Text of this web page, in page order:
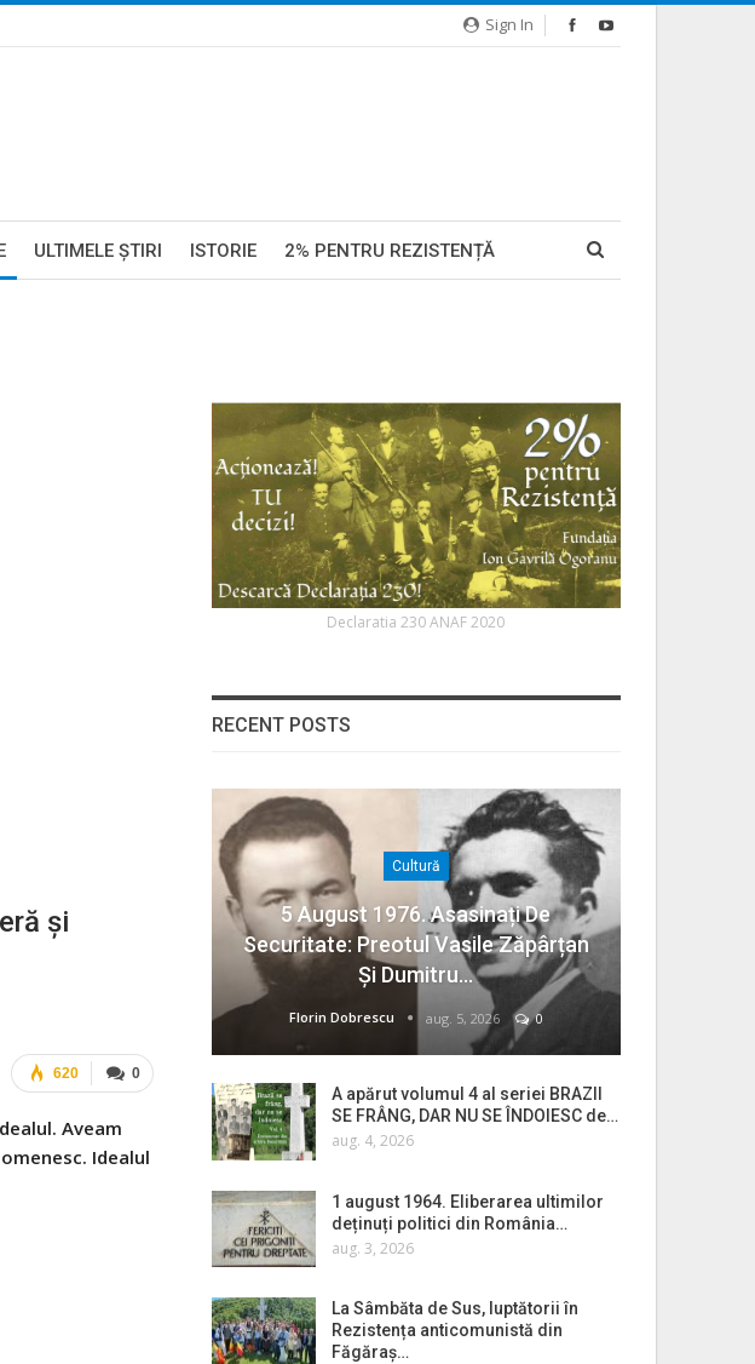
Sign In
ULTIMELE ŞTIRI ISTORIE 2% PENTRU REZISTENȚĂ
și
0
620
Aveam
Idealul
Declaratia 230 ANAF 2020
RECENT POSTS
Cultură
5 August 1976. Asasinați De
Securitate: Preotul Vasile Zăpârțan
Și Dumitru…
Florin Dobrescu aug. 5, 2026 0
A apărut volumul 4 al seriei BRAZII
SE FRÂNG, DAR NU SE ÎNDOIESC de…
aug. 4, 2026
1 august 1964. Eliberarea ultimilor
deținuți politici din România…
aug. 3, 2026
La Sâmbăta de Sus, luptătorii în
Rezistența anticomunistă din
Făgăraș…